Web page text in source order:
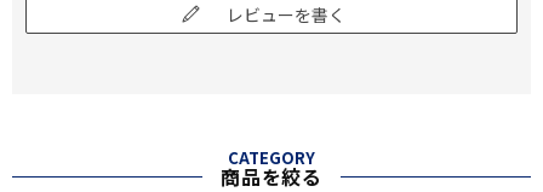
レビューを書く
CATEGORY
商品を絞る